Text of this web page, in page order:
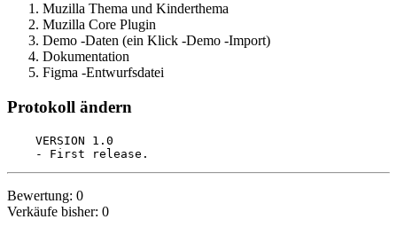
Muzilla Thema und Kinderthema
Muzilla Core Plugin
Demo -Daten (ein Klick -Demo -Import)
Dokumentation
Figma -Entwurfsdatei
Protokoll ändern
    VERSION 1.0
Bewertung: 0
Verkäufe bisher: 0